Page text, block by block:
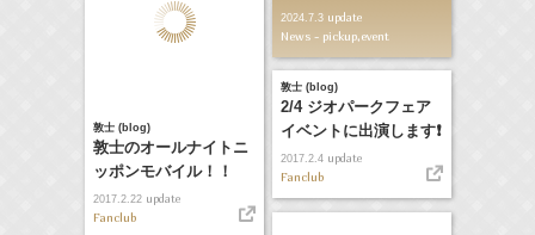
2024.7.3update
News - pickup,event
敦士 (blog)
敦士のオールナイトニ
ッポンモバイル！！
2017.2.22update
Fanclub
敦士 (blog)
2/4 ジオパークフェア
イベントに出演します❗️
2017.2.4update
Fanclub